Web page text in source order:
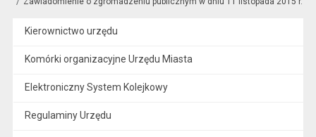
Kierownictwo urzędu
Komórki organizacyjne Urzędu Miasta
Elektroniczny System Kolejkowy
Regulaminy Urzędu